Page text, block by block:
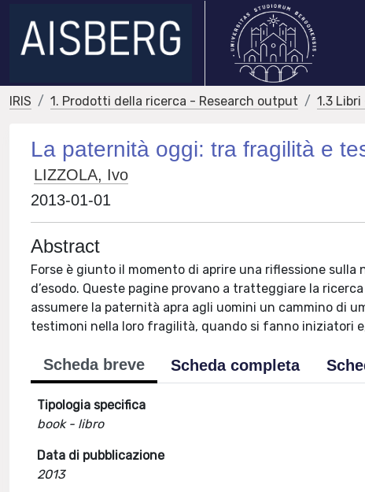
IRIS 1. Prodotti della ricerca - Research output 1.3
La paternità oggi: tra fragilità e
LIZZOLA, Ivo
2013-01-01
Abstract
Forse è giunto il momento di aprire una riflessione
d’esodo. Queste pagine provano a tratteggiare la
assumere la paternità apra agli uomini un cammino di
testimoni nella loro fragilità, quando si fanno iniziatori
Scheda breve Scheda completa
Tipologia specifica
book - libro
Data di pubblicazione
2013